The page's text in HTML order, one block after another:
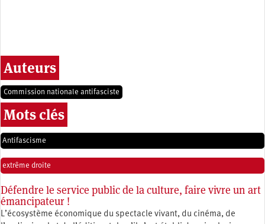
Auteurs
Commission nationale antifasciste
Mots clés
Antifascisme
extrême droite
Défendre le service public de la culture, faire vivre un art
émancipateur !
L’écosystème économique du spectacle vivant, du cinéma, de